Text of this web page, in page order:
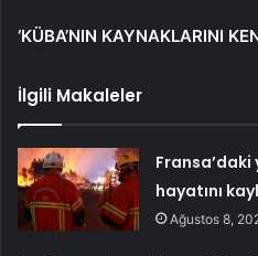
‘KÜBA’NIN KAYNAKLARINI
İlgili Makaleler
hayatını
Ağustos 8,